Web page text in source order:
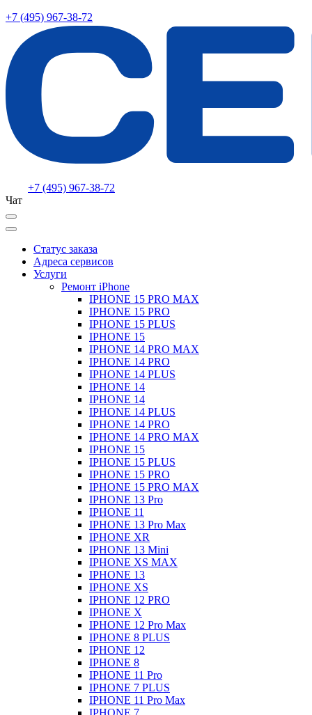
+7 (495) 967-38-72
+7 (495) 967-38-72
Чат
Статус заказа
Адреса сервисов
Услуги
Ремонт iPhone
IPHONE 15 PRO MAX
IPHONE 15 PRO
IPHONE 15 PLUS
IPHONE 15
IPHONE 14 PRO MAX
IPHONE 14 PRO
IPHONE 14 PLUS
IPHONE 14
IPHONE 14
IPHONE 14 PLUS
IPHONE 14 PRO
IPHONE 14 PRO MAX
IPHONE 15
IPHONE 15 PLUS
IPHONE 15 PRO
IPHONE 15 PRO MAX
IPHONE 13 Pro
IPHONE 11
IPHONE 13 Pro Max
IPHONE XR
IPHONE 13 Mini
IPHONE XS MAX
IPHONE 13
IPHONE XS
IPHONE 12 PRO
IPHONE X
IPHONE 12 Pro Max
IPHONE 8 PLUS
IPHONE 12
IPHONE 8
IPHONE 11 Pro
IPHONE 7 PLUS
IPHONE 11 Pro Max
IPHONE 7